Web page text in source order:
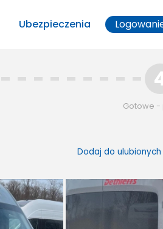
Ubezpieczenia
Gotowe -
Dodaj do ulubionych